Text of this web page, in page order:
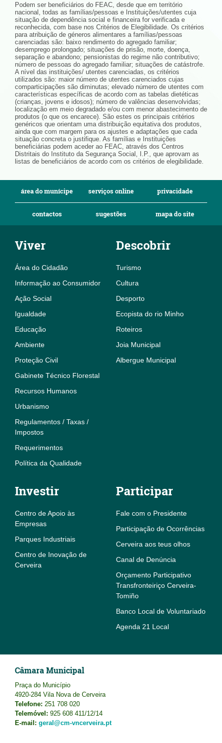
Podem ser beneficiários do FEAC, desde que em território
nacional, todas as famílias/pessoas e Instituições/utentes cuja
situação de dependência social e financeira for verificada e
reconhecida, com base nos Critérios de Elegibilidade. Os critérios
para atribuição de géneros alimentares a famílias/pessoas
carenciadas são: baixo rendimento do agregado familiar;
desemprego prolongado; situações de prisão, morte, doença,
separação e abandono; pensionistas do regime não contributivo;
número de pessoas do agregado familiar; situações de catástrofe.
A nível das instituições/ utentes carenciadas, os critérios
utilizados são: maior número de utentes carenciados cujas
comparticipações são diminutas; elevado número de utentes com
características específicas de acordo com as tabelas dietéticas
(crianças, jovens e idosos); número de valências desenvolvidas;
localização em meio degradado e/ou com menor abastecimento de
produtos (o que os encarece). São estes os principais critérios
genéricos que orientam uma distribuição equitativa dos produtos,
ainda que com margem para os ajustes e adaptações que cada
situação concreta o justifique. As famílias e Instituições
beneficiárias podem aceder ao FEAC, através dos Centros
Distritais do Instituto da Segurança Social, I.P., que aprovam as
listas de beneficiários de acordo com os critérios de elegibilidade.
área do munícipe serviços online privacidade
contactos sugestões mapa do site
Viver
Área do Cidadão
Informação ao Consumidor
Ação Social
Igualdade
Educação
Ambiente
Proteção Civil
Gabinete Técnico Florestal
Recursos Humanos
Urbanismo
Regulamentos / Taxas /
Impostos
Requerimentos
Política da Qualidade
Descobrir
Turismo
Cultura
Desporto
Ecopista do rio Minho
Roteiros
Joia Municipal
Albergue Municipal
Investir
Centro de Apoio às
Empresas
Parques Industriais
Centro de Inovação de
Cerveira
Participar
Fale com o Presidente
Participação de Ocorrências
Cerveira aos teus olhos
Canal de Denúncia
Orçamento Participativo
Transfronteiriço Cerveira-
Tomiño
Banco Local de Voluntariado
Agenda 21 Local
Câmara Municipal
Praça do Município
4920-284 Vila Nova de Cerveira
Telefone: 251 708 020
Telemóvel: 925 608 411/12/14
E-mail: geral@cm-vncerveira.pt